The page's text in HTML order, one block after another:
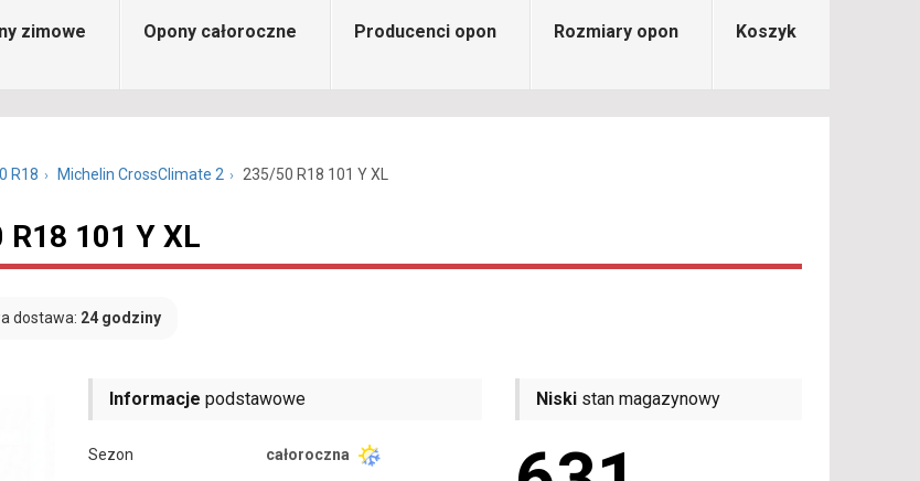
zimowe Opony całoroczne Producenci opon Rozmiary opon Koszyk
R18 Michelin CrossClimate 2 235/50 R18 101 Y XL
101 Y XL
dostawa: 24 godziny
Informacje podstawowe
Sezon
całoroczna
Niskistan magazynowy